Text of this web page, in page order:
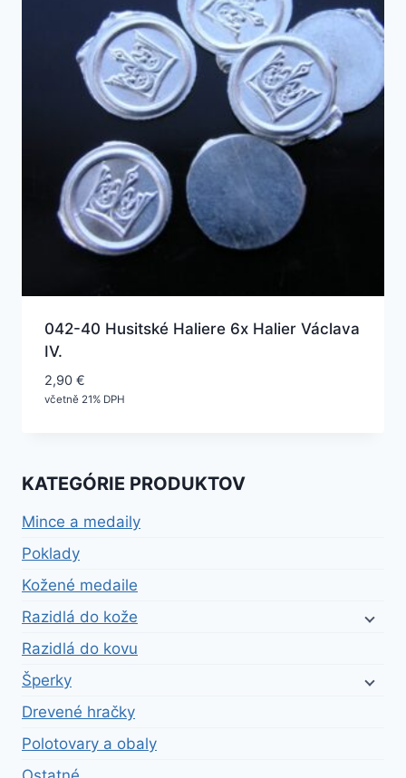
042-40 Husitské Haliere 6x Halier Václava
IV.
2,90 €
včetně 21% DPH
KATEGÓRIE PRODUKTOV
Mince a medaily
Poklady
Kožené medaile
Razidlá do kože
Razidlá do kovu
Šperky
Drevené hračky
Polotovary a obaly